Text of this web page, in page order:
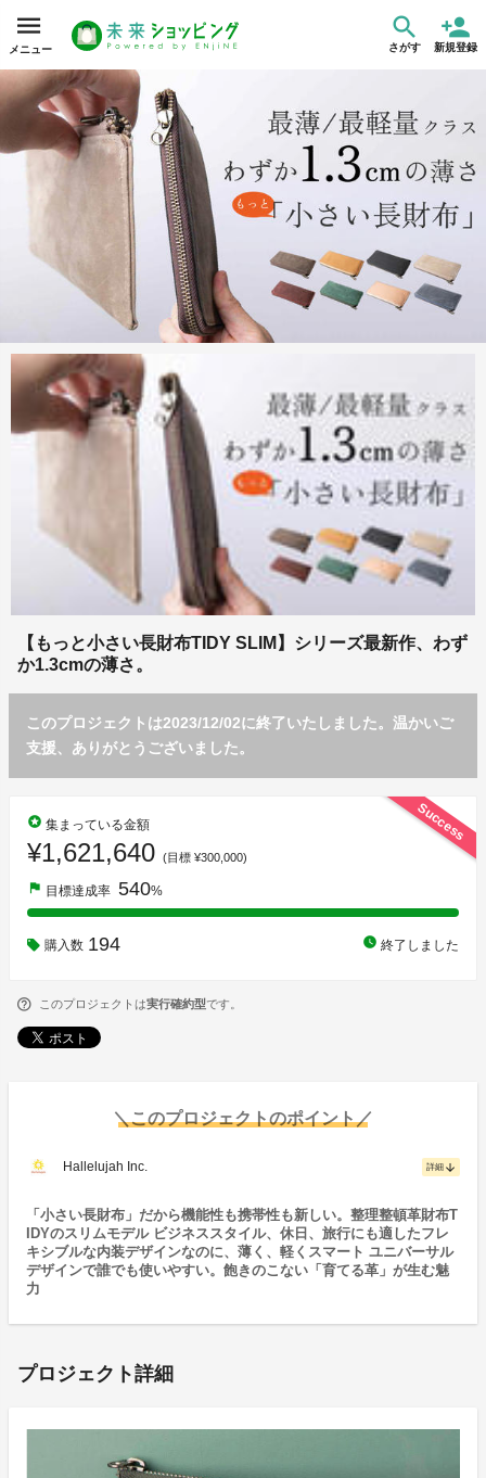
メニュー さがす 新規登録
【もっと小さい長財布TIDY SLIM】シリーズ最新作、わず
か1.3cmの薄さ。
このプロジェクトは2023/12/02に終了いたしました。温かいご
支援、ありがとうございました。
Success
stars 集まっている金額
¥1,621,640 (目標 ¥300,000)
flag 目標達成率 540%
購入数 194 watch_later 終了しました
このプロジェクトは実行確約型です。
＼このプロジェクトのポイント／
Hallelujah Inc. 詳細 arrow_downward
「小さい長財布」だから機能性も携帯性も新しい。整理整頓革財布T
IDYのスリムモデル ビジネススタイル、休日、旅行にも適したフレ
キシブルな内装デザインなのに、薄く、軽くスマート ユニバーサル
デザインで誰でも使いやすい。飽きのこない「育てる革」が生む魅
力
プロジェクト詳細